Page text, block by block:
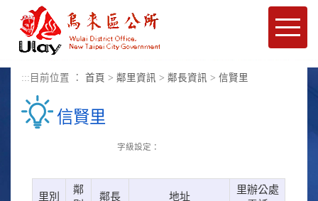
進入內容區塊
Toggle
::: 目前位置 ： 首頁 > 鄰里資訊 > 鄰長資訊 > 信賢里
信賢里
字級設定：
里別
鄰
鄰長 地址
里辦公處